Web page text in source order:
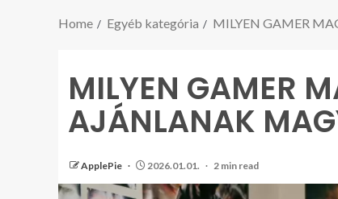
Home Egyéb kategória MILYEN GAMER
MILYEN GAMER
AJÁNLANAK
ApplePie 2026.01.01. 2 min read